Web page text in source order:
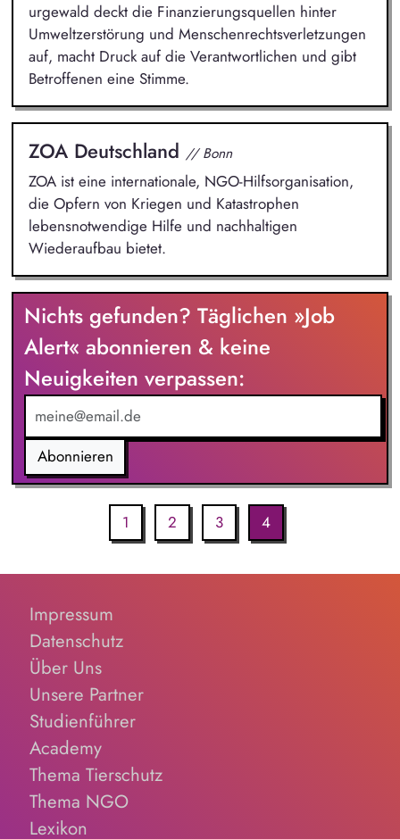
urgewald deckt die Finanzierungsquellen hinter
Umweltzerstörung und Menschenrechtsverletzungen
auf, macht Druck auf die Verantwortlichen und gibt
Betroffenen eine Stimme.
ZOA Deutschland // Bonn
ZOA ist eine internationale, NGO-Hilfsorganisation,
die Opfern von Kriegen und Katastrophen
lebensnotwendige Hilfe und nachhaltigen
Wiederaufbau bietet.
Nichts gefunden? Täglichen »Job
Alert« abonnieren & keine
Neuigkeiten verpassen:
Abonnieren
1 2 3 4
Impressum
Datenschutz
Über Uns
Unsere Partner
Studienführer
Academy
Thema Tierschutz
Thema NGO
Lexikon